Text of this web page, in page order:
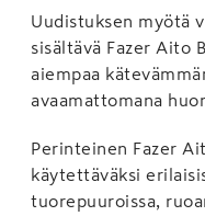
Uudistuksen myötä
sisältävä Fazer Aito
aiempaa
avaamattomana
Perinteinen Fazer
käytettäväksi
tuorepuuroissa,